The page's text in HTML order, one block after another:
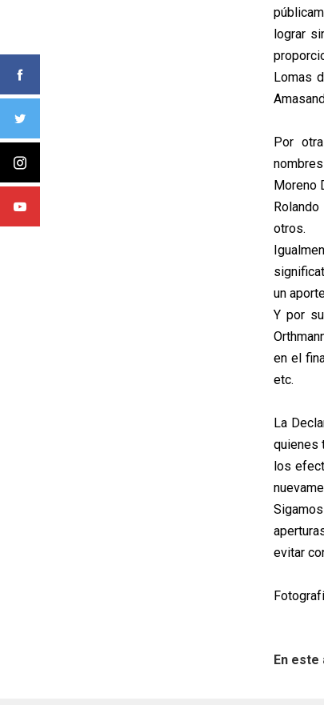
lograr
Lomas
Por
Moreno
otros.
un
Y por
en el
etc.
La
quienes
los
evitar
En